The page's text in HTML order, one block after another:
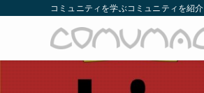
コミュニティを学ぶコミュニティを紹介